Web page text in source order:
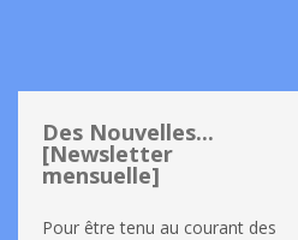
Des Nouvelles...
[Newsletter
mensuelle]
Pour être tenu au courant des